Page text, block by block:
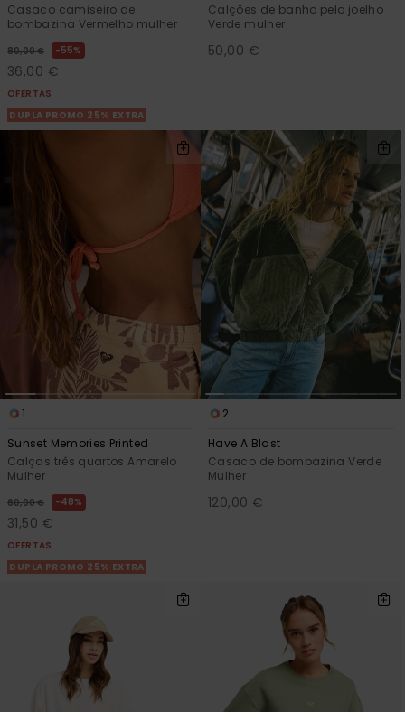
Casaco camiseiro de
bombazina Vermelho mulher
80,00 € 55%
36,00 €
OFERTAS
DUPLA PROMO 25% EXTRA
Calções de banho pelo joelho
Verde mulher
50,00 €
1
Sunset Memories Printed
Calças três quartos Amarelo
Mulher
60,00 € 48%
31,50 €
OFERTAS
DUPLA PROMO 25% EXTRA
2
Have A Blast
Casaco de bombazina Verde
Mulher
120,00 €